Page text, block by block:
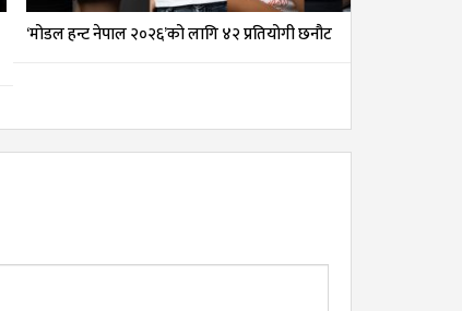
‘मोडल हन्ट नेपाल २०२६’को लागि ४२ प्रतियोगी छनौट